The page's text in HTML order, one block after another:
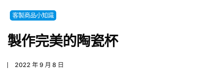
客製商品小知識
製作完美的陶瓷杯
2022 年 9 月 8 日